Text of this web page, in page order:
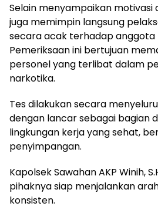
Selain menyampaikan motivasi
juga memimpin langsung
secara acak terhadap anggota
Pemeriksaan ini bertujuan
personel yang terlibat dalam
narkotika.
Tes dilakukan secara
dengan lancar sebagai bagian
lingkungan kerja yang sehat,
penyimpangan.
Kapolsek Sawahan AKP Winih,
pihaknya siap menjalankan
konsisten.